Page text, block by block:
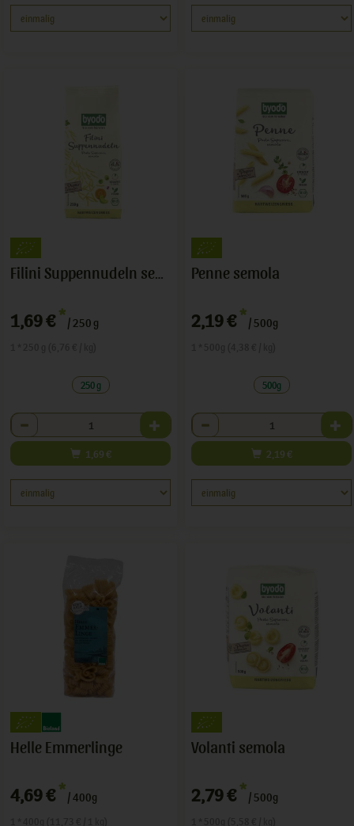
Filini Suppennudeln semola
1,69 € */ 250 g
250 g
Anzahl
1,69 €
Penne semola
2,19 € */ 500g
500g
Anzahl
2,19 €
Helle Emmerlinge
4,69 € */ 400g
Volanti semola
2,79 € */ 500g